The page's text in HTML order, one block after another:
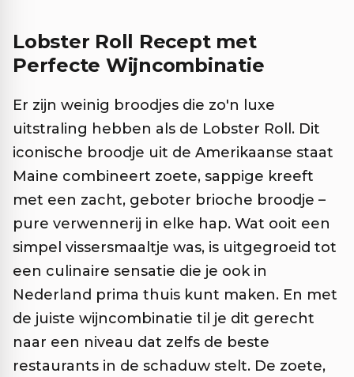
Lobster Roll Recept met
Perfecte Wijncombinatie
Er zijn weinig broodjes die zo'n luxe
uitstraling hebben als de Lobster Roll. Dit
iconische broodje uit de Amerikaanse staat
Maine combineert zoete, sappige kreeft
met een zacht, geboter brioche broodje –
pure verwennerij in elke hap. Wat ooit een
simpel vissersmaaltje was, is uitgegroeid tot
een culinaire sensatie die je ook in
Nederland prima thuis kunt maken. En met
de juiste wijncombinatie til je dit gerecht
naar een niveau dat zelfs de beste
restaurants in de schaduw stelt. De zoete,